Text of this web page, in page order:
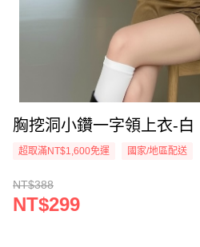
胸挖洞小鑽一字領上衣-白
超取滿NT$1,600免運 國家/地區配送
NT$388
NT$299